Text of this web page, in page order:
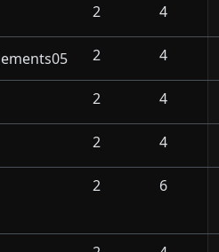
2 4
2 4
2 4
2 4
2 6